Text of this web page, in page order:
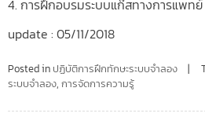
4. การฝึกอบรมระบบแก๊สทางการแพทย์
update : 05/11/2018
Posted in ปฏิบัติการฝึกทักษะระบบจำลอง
ระบบจำลอง, การจัดการความรู้